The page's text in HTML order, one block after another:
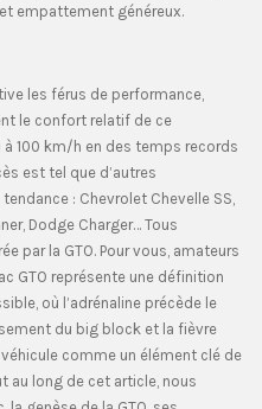
empattement généreux.
les férus de performance,
le confort relatif de ce
100 km/h en des temps records
est tel que d’autres
: Chevrolet Chevelle SS,
Dodge Charger… Tous
par la GTO. Pour vous, amateurs
GTO représente une définition
où l’adrénaline précède le
du big block et la fièvre
comme un élément clé de
au long de cet article, nous